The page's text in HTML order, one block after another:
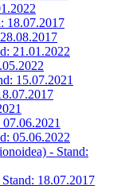
18.07.2017
21.01.2022
15.07.2021
05.06.2022
- Stand:
18.07.2017